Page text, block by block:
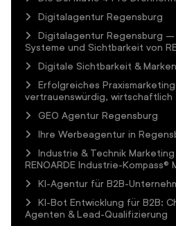
Digitalagentur Regensburg
Digitalagentur Regensburg
Systeme und Sichtbarkeit von
Digitale Sichtbarkeit &
Erfolgreiches
vertrauenswürdig,
GEO Agentur Regensburg
Ihre Werbeagentur in
Industrie & Technik
RENOARDE Industrie-Kompass®
KI-Agentur für B2B-
KI-Bot Entwicklung für B2B:
Agenten & Lead-Qualifizierung